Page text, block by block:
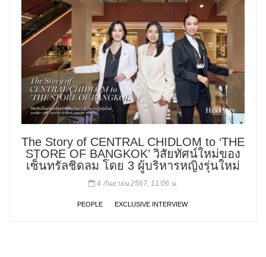
The Story of CENTRAL CHIDLOM to ‘THE
STORE OF BANGKOK’ วิสัยทัศน์ใหม่ของ
เซ็นทรัลชิดลม โดย 3 ผู้บริหารหญิงรุ่นใหม่
4 กันยายน 2567, 11:06 น.
PEOPLE EXCLUSIVE INTERVIEW